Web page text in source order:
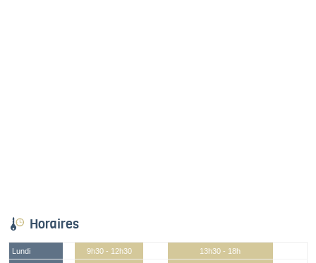
Horaires
Lundi 9h30 - 12h30
13h30 - 18h